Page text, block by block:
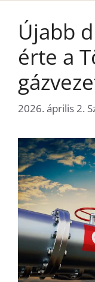
Újabb
érte a
2026. április 2.